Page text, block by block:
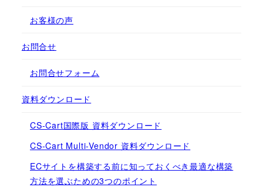
お客様の声
お問合せ
お問合せフォーム
資料ダウンロード
CS-Cart国際版 資料ダウンロード
CS-Cart Multi-Vendor 資料ダウンロード
ECサイトを構築する前に知っておくべき最適な構築
方法を選ぶための3つのポイント